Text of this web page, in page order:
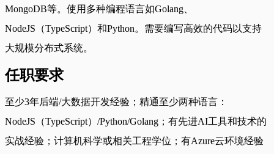
MongoDB等。使用多种编程语言如Golang、
NodeJS（TypeScript）和Python。需要编写高效的代码以支持
大规模分布式系统。
任职要求
至少3年后端/大数据开发经验；精通至少两种语言：
NodeJS（TypeScript）/Python/Golang；有先进AI工具和技术的
实战经验；计算机科学或相关工程学位；有Azure云环境经验